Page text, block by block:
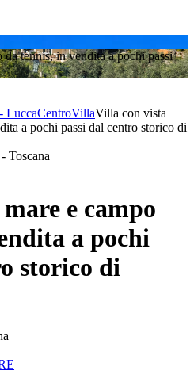
LuccaCentroVillaVilla con vista
a pochi passi dal centro storico di
Toscana
e campo
a pochi
storico di